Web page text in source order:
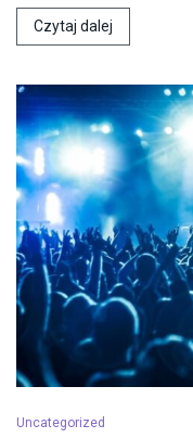
Czytaj dalej
Uncategorized